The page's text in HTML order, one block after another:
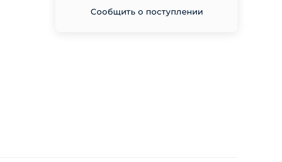
Сообщить о поступлении